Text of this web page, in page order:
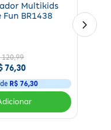
Multikids
Fun BR1438
120,99
76,30
R$ 76,30